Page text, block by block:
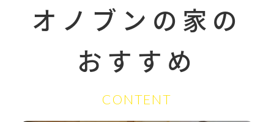
オノブンの家の
おすすめ
CONTENT